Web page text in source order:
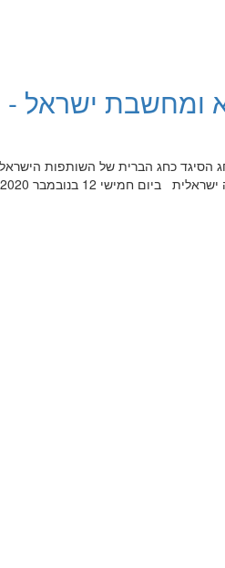
ומחשבת ישראל -
כחג הברית של השותפות